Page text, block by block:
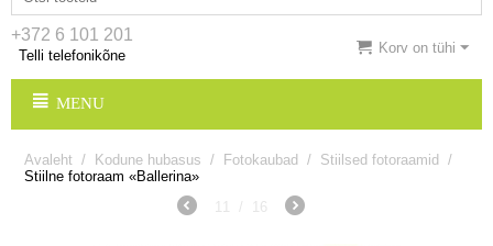
+372 6 101 201
Telli telefonikõne Korv on tühi
MENU
Avaleht / Kodune hubasus / Fotokaubad / Stiilsed fotoraamid
/
Stiilne fotoraam «Ballerina»
11
/ 16